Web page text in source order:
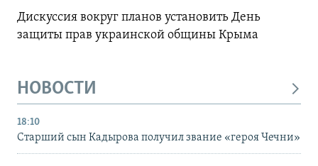
Дискуссия вокруг планов установить День
защиты прав украинской общины Крыма
НОВОСТИ
18:10
Старший сын Кадырова получил звание «героя Чечни»